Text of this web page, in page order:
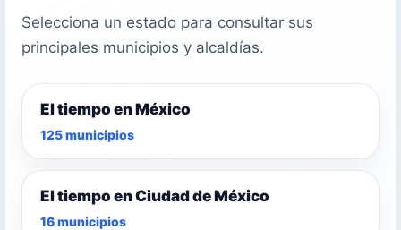
Selecciona un estado para consultar sus
principales municipios y alcaldías.
El tiempo en México
125 municipios
El tiempo en Ciudad de México
16 municipios